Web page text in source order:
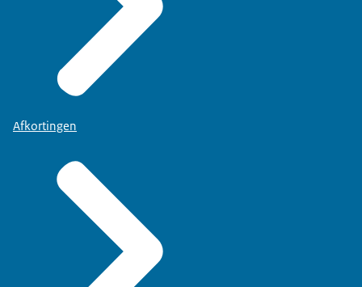
Afkortingen